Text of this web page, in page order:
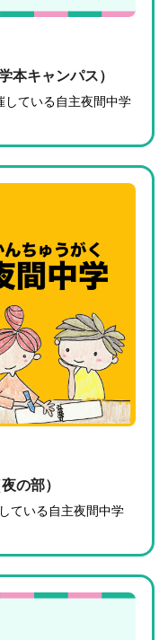
本キャンパス）
している自主夜間中学
の部）
ている自主夜間中学